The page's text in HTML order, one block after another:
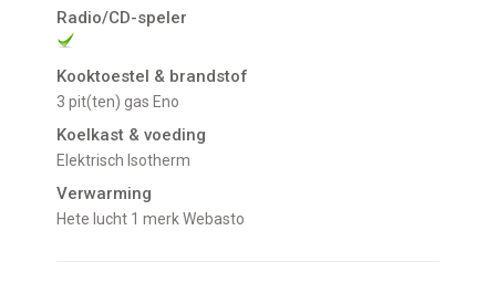
Radio/CD-speler
Kooktoestel & brandstof
3 pit(ten) gas Eno
Koelkast & voeding
Elektrisch Isotherm
Verwarming
Hete lucht 1 merk Webasto